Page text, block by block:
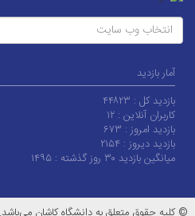
انتخاب وب سایت
آمار بازدید
بازدید کل : ۴۴۸۲۳
کاربران آنلاین : ۱۲
بازدید امروز : ۶۷۳
بازدید دیروز : ۲۱۵۴
میانگین بازدید ۳۰ روز گذشته :
۱۴۹۵